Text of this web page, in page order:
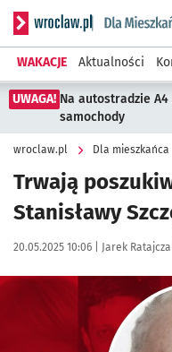
Serwis informacyjny
WAKACJE Aktualności
UWAGA! Na autostradzie A4
samochody
wroclaw.pl Dla mieszkańca
Trwają
Stanisławy
Data publikacji:
20.05.2025 10:06 | Autor:
Jarek
Kliknij, aby powiększyć